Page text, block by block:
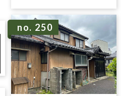
no. 250